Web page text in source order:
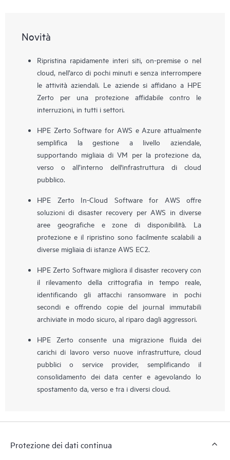
Novità
Ripristina rapidamente interi siti, on-premise o nel
cloud, nell’arco di pochi minuti e senza interrompere
le attività aziendali. Le aziende si affidano a HPE
Zerto per una protezione affidabile contro le
interruzioni, in tutti i settori.
HPE Zerto Software for AWS e Azure attualmente
semplifica la gestione a livello aziendale,
supportando migliaia di VM per la protezione da,
verso o all’interno dell'infrastruttura di cloud
pubblico.
HPE Zerto In-Cloud Software for AWS offre
soluzioni di disaster recovery per AWS in diverse
aree geografiche e zone di disponibilità. La
protezione e il ripristino sono facilmente scalabili a
diverse migliaia di istanze AWS EC2.
HPE Zerto Software migliora il disaster recovery con
il rilevamento della crittografia in tempo reale,
identificando gli attacchi ransomware in pochi
secondi e offrendo copie del journal immutabili
archiviate in modo sicuro, al riparo dagli aggressori.
HPE Zerto consente una migrazione fluida dei
carichi di lavoro verso nuove infrastrutture, cloud
pubblici o service provider, semplificando il
consolidamento dei data center e agevolando lo
spostamento da, verso e tra i diversi cloud.
Protezione dei dati continua